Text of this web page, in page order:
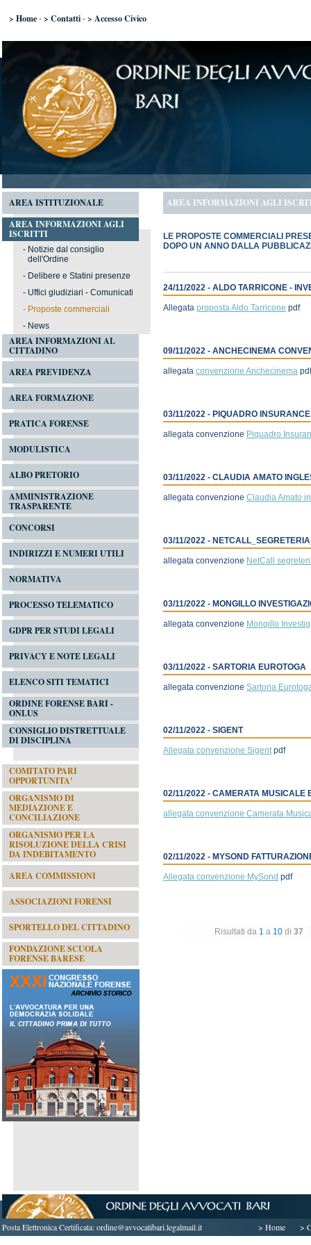
> Home - > Contatti - > Accesso Civico
AREA ISTITUZIONALE
AREA INFORMAZIONI AGLI
ISCRITTI
- Notizie dal consiglio
dell'Ordine
- Delibere e Statini presenze
- Uffici giudiziari - Comunicati
- Proposte commerciali
- News
AREA INFORMAZIONI AL
CITTADINO
AREA PREVIDENZA
AREA FORMAZIONE
PRATICA FORENSE
MODULISTICA
ALBO PRETORIO
AMMINISTRAZIONE
TRASPARENTE
CONCORSI
INDIRIZZI E NUMERI UTILI
NORMATIVA
PROCESSO TELEMATICO
GDPR PER STUDI LEGALI
PRIVACY E NOTE LEGALI
ELENCO SITI TEMATICI
ORDINE FORENSE BARI -
ONLUS
CONSIGLIO DISTRETTUALE
DI DISCIPLINA
COMITATO PARI
OPPORTUNITA'
ORGANISMO DI
MEDIAZIONE E
CONCILIAZIONE
ORGANISMO PER LA
RISOLUZIONE DELLA CRISI
DA INDEBITAMENTO
AREA COMMISSIONI
ASSOCIAZIONI FORENSI
SPORTELLO DEL CITTADINO
FONDAZIONE SCUOLA
FORENSE BARESE
AREA INFORMAZIONI AGLI
LE PROPOSTE COMMERCIALI
DOPO UN ANNO DALLA
24/11/2022 - ALDO TARRICONE -
Allegata proposta Aldo Tarricone pdf
09/11/2022 - ANCHECINEMA
allegata convenzione Anchecinema pdf
03/11/2022 - PIQUADRO
allegata convenzione Piquadro
03/11/2022 - CLAUDIA AMATO
allegata convenzione Claudia Amato
03/11/2022 -
allegata convenzione NetCall
03/11/2022 - MONGILLO
allegata convenzione Mongillo
03/11/2022 - SARTORIA EUROTOGA
allegata convenzione Sartoria
02/11/2022 - SIGENT
Allegata convenzione Sigentpdf
02/11/2022 - CAMERATA MUSICALE
allegata convenzione Camerata
02/11/2022 - MYSOND
Allegata convenzione MySond pdf
Risultati da 1 a 10 di 37
Posta Elettronica Certificata:ordine@avvocatibari.legalmail.it > Home >